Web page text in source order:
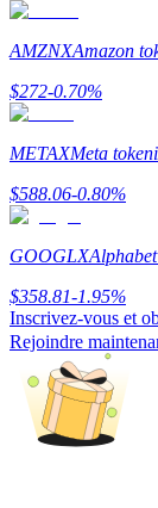
Guide
Guide de
Stratégies de
Apprenez à
AMZNXAmazon
$272-0.70%
METAXMeta
$588.06-0.80%
GOOGLX
$358.81-1.95%
Inscrivez-vous et
Rejoindre